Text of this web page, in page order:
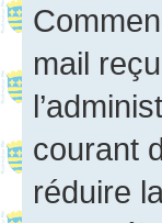
mail
courant
réduire